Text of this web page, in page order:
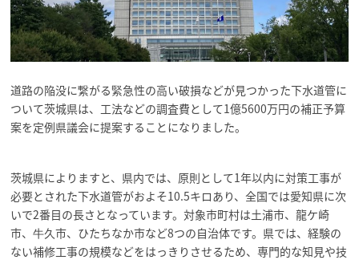
道路の陥没に繋がる緊急性の高い破損などが見つかった下水道管に
ついて茨城県は、工法などの調査費として1億5600万円の補正予算
案を定例県議会に提案することになりました。
茨城県によりますと、県内では、原則として1年以内に対策工事が
必要とされた下水道管がおよそ10.5キロあり、全国では愛知県に次
いで2番目の長さとなっています。対象市町村は土浦市、龍ケ崎
市、牛久市、ひたちなか市など8つの自治体です。県では、経験の
ない補修工事の規模などをはっきりさせるため、専門的な知見や技